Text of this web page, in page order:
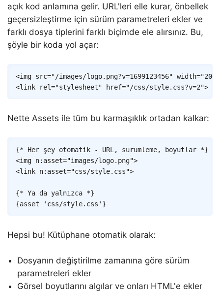
açık kod anlamına gelir. URL'leri elle kurar, önbellek
geçersizleştirme için sürüm parametreleri ekler ve
farklı dosya tiplerini farklı biçimde ele alırsınız. Bu,
şöyle bir koda yol açar:
<img src="/images/logo.png?v=1699123456" width="200
<link rel="stylesheet" href="/css/style.css?v=2">
Copy
Nette Assets ile tüm bu karmaşıklık ortadan kalkar:
{* Her şey otomatik - URL, sürümleme, boyutlar *}
<img n:asset="images/logo. png">
<link n:asset="css/style. css">
{* Ya da yalnızca *}
{asset 'css/style.css' }
Copy
Hepsi bu! Kütüphane otomatik olarak:
Dosyanın değiştirilme zamanına göre sürüm
parametreleri ekler
Görsel boyutlarını algılar ve onları HTML'e ekler